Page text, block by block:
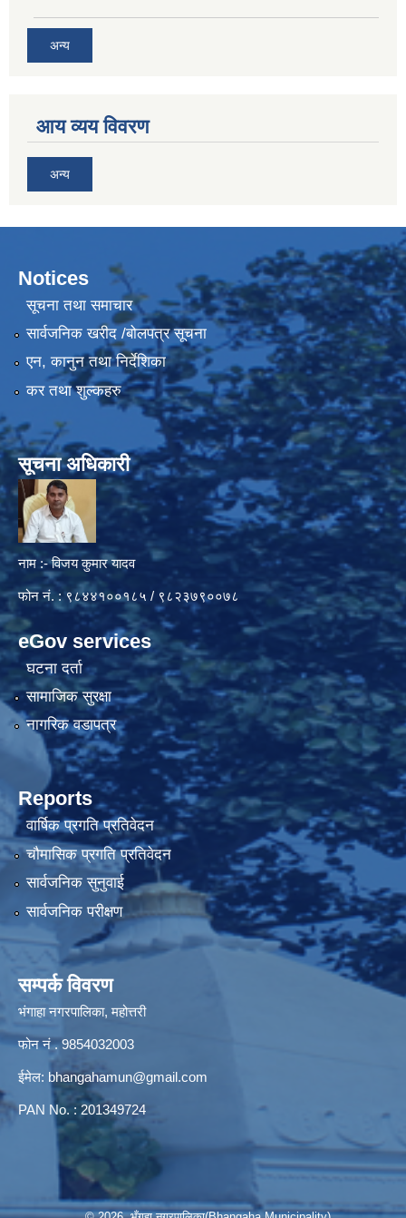
अन्य
आय व्यय विवरण
अन्य
Notices
सूचना तथा समाचार
सार्वजनिक खरीद /बोलपत्र सूचना
एन, कानुन तथा निर्देशिका
कर तथा शुल्कहरु
सूचना अधिकारी
नाम :- विजय कुमार यादव
फोन नं. : ९८४४१००१८५ / ९८२३७९००७८
eGov services
घटना दर्ता
सामाजिक सुरक्षा
नागरिक वडापत्र
Reports
वार्षिक प्रगति प्रतिवेदन
चौमासिक प्रगति प्रतिवेदन
सार्वजनिक सुनुवाई
सार्वजनिक परीक्षण
सम्पर्क विवरण
भंगाहा नगरपालिका, महोत्तरी
फोन नं . 9854032003
ईमेल: bhangahamun@gmail.com
PAN No. : 201349724